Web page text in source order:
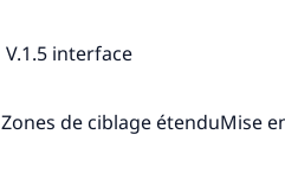
V.1.5 interface
Zones de ciblage étenduMise